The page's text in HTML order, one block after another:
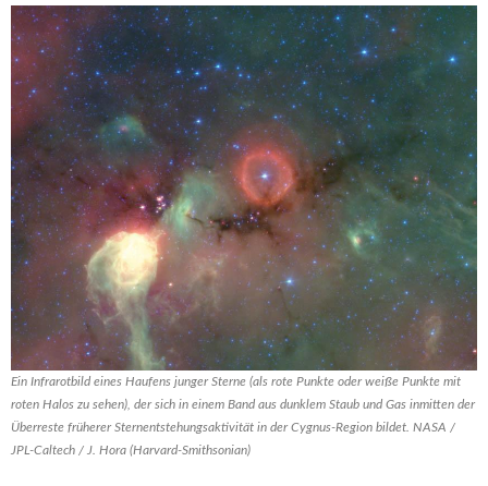
Kontakt
Ein Infrarotbild eines Haufens junger Sterne (als rote Punkte oder weiße Punkte mit
roten Halos zu sehen), der sich in einem Band aus dunklem Staub und Gas inmitten der
Überreste früherer Sternentstehungsaktivität in der Cygnus-Region bildet. NASA /
JPL-Caltech / J. Hora (Harvard-Smithsonian)